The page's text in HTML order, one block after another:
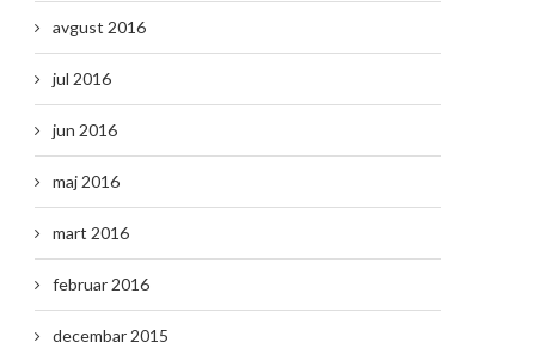
avgust 2016
jul 2016
jun 2016
maj 2016
mart 2016
februar 2016
decembar 2015